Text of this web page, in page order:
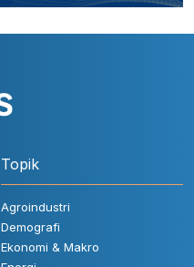
Topik
Agroindustri
Demografi
Ekonomi & Makro